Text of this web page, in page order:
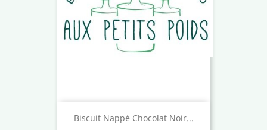
Biscuit Nappé Chocolat Noir...